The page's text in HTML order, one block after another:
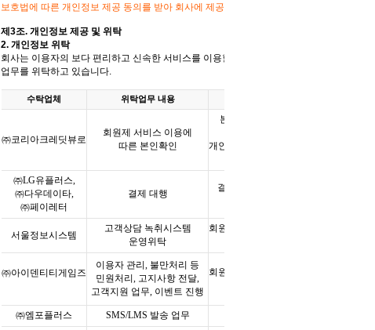
보호법에 따른 개인정보 제공 동의를 받아 회사에 제공합니다.
제 3조. 개인정보 제공 및 위탁
2. 개인정보 위탁
회사는 이용자의 보다 편리하고 신속한 서비스를 이용할 수 있도록 일부
업무를 위탁하고 있습니다.
수탁업체 위탁업무 내용
㈜코리아크레딧뷰로
회원제 서비스 이용에
따른 본인확인
본인 확인기관에 이미
개인 정보로 별도 저장하지
㈜LG유플러스,
㈜다우데이타,
㈜페이레터
결제 대행
결제일을 포함하여
서울정보시스템
고객상담 녹취시스템
운영위탁
회원탈퇴 또는 법령이 정한
㈜아이덴티티게임즈
이용자 관리, 불만처리 등
민원처리, 고지사항 전달,
고객지원 업무, 이벤트 진행
회원탈퇴 또는 법령이 정한
㈜엠포플러스 SMS/LMS 발송 업무